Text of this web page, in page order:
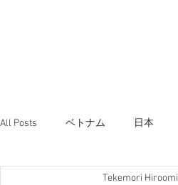
All Posts ベトナム 日本
Tekemori Hiroomi